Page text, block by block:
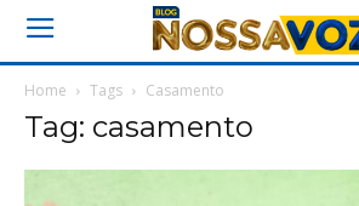
Home Tags Casamento
Tag: casamento